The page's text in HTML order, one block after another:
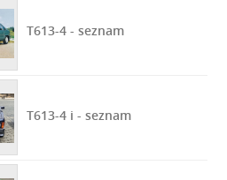
T613-4 - seznam
T613-4 i - seznam